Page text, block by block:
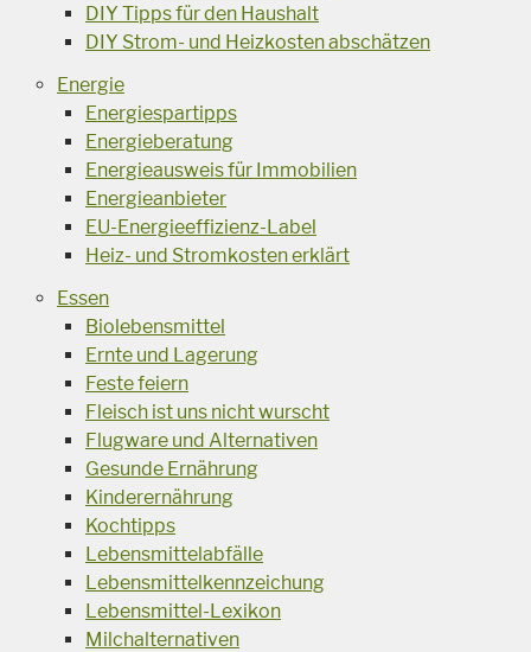
DIY Tipps für den Haushalt
DIY Strom- und Heizkosten abschätzen
Energie
Energiespartipps
Energieberatung
Energieausweis für Immobilien
Energieanbieter
EU-Energieeffizienz-Label
Heiz- und Stromkosten erklärt
Essen
Biolebensmittel
Ernte und Lagerung
Feste feiern
Fleisch ist uns nicht wurscht
Flugware und Alternativen
Gesunde Ernährung
Kinderernährung
Kochtipps
Lebensmittelabfälle
Lebensmittelkennzeichung
Lebensmittel-Lexikon
Milchalternativen